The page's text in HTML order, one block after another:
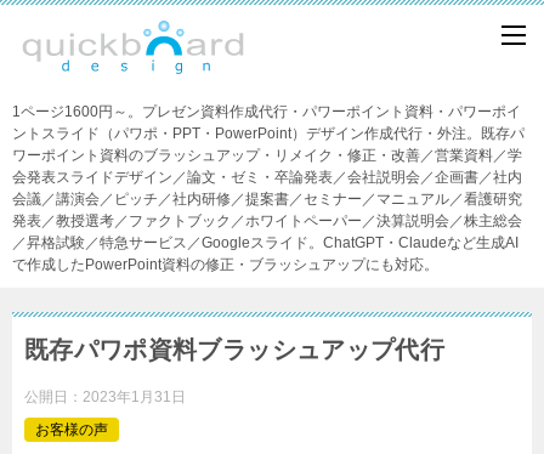
1ページ1600円～。プレゼン資料作成代行・パワーポイント資料・パワーポイ
ントスライド（パワポ・PPT・PowerPoint）デザイン作成代行・外注。既存パ
ワーポイント資料のブラッシュアップ・リメイク・修正・改善／営業資料／学
会発表スライドデザイン／論文・ゼミ・卒論発表／会社説明会／企画書／社内
会議／講演会／ピッチ／社内研修／提案書／セミナー／マニュアル／看護研究
発表／教授選考／ファクトブック／ホワイトペーパー／決算説明会／株主総会
／昇格試験／特急サービス／Googleスライド。ChatGPT・Claudeなど生成AI
で作成したPowerPoint資料の修正・ブラッシュアップにも対応。
既存パワポ資料ブラッシュアップ代行
公開日： 2023年1月31日
お客様の声